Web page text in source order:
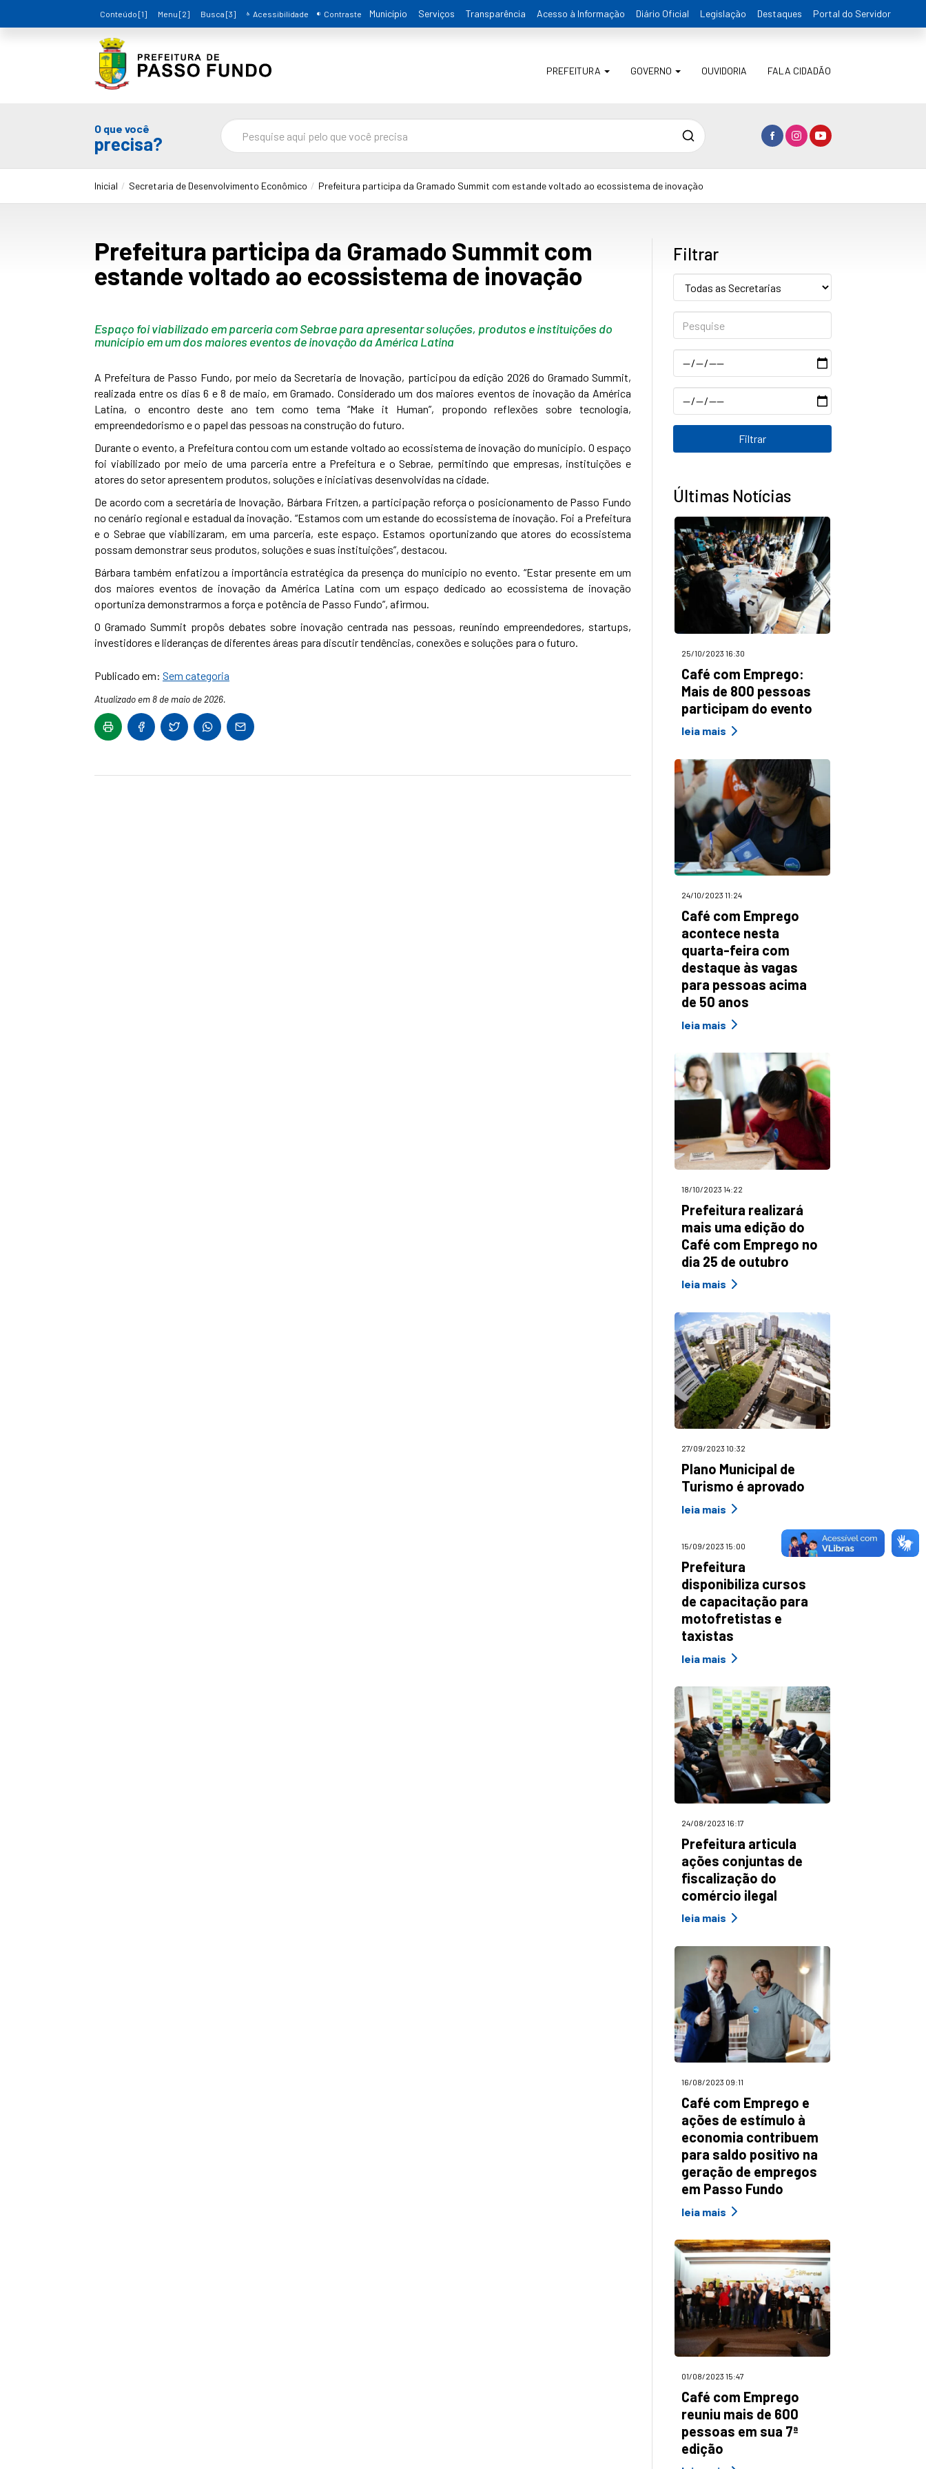
Conteúdo [1] Menu [2] Busca [3] Acessibilidade Contraste Município Serviços Transparência Acesso à Informação Diário Oficial Legislação Destaques Portal do Servidor
PREFEITURA GOVERNO OUVIDORIA FALA CIDADÃO
O que você
precisa? Pesquisa
Inicial Secretaria de Desenvolvimento Econômico Prefeitura participa da Gramado Summit com estande voltado ao ecossistema de inovação
Prefeitura participa da Gramado Summit com
estande voltado ao ecossistema de inovação
Espaço foi viabilizado em parceria com Sebrae para apresentar soluções, produtos e instituições do
município em um dos maiores eventos de inovação da América Latina
A Prefeitura de Passo Fundo, por meio da Secretaria de Inovação, participou da edição 2026 do Gramado Summit,
realizada entre os dias 6 e 8 de maio, em Gramado. Considerado um dos maiores eventos de inovação da América
Latina, o encontro deste ano tem como tema “Make it Human”, propondo reflexões sobre tecnologia,
empreendedorismo e o papel das pessoas na construção do futuro.
Durante o evento, a Prefeitura contou com um estande voltado ao ecossistema de inovação do município. O espaço
foi viabilizado por meio de uma parceria entre a Prefeitura e o Sebrae, permitindo que empresas, instituições e
atores do setor apresentem produtos, soluções e iniciativas desenvolvidas na cidade.
De acordo com a secretária de Inovação, Bárbara Fritzen, a participação reforça o posicionamento de Passo Fundo
no cenário regional e estadual da inovação. “Estamos com um estande do ecossistema de inovação. Foi a Prefeitura
e o Sebrae que viabilizaram, em uma parceria, este espaço. Estamos oportunizando que atores do ecossistema
possam demonstrar seus produtos, soluções e suas instituições”, destacou.
Bárbara também enfatizou a importância estratégica da presença do município no evento. “Estar presente em um
dos maiores eventos de inovação da América Latina com um espaço dedicado ao ecossistema de inovação
oportuniza demonstrarmos a força e potência de Passo Fundo”, afirmou.
O Gramado Summit propôs debates sobre inovação centrada nas pessoas, reunindo empreendedores, startups,
investidores e lideranças de diferentes áreas para discutir tendências, conexões e soluções para o futuro.
Publicado em: Sem categoria
Atualizado em 8 de maio de 2026.
Filtrar
Data
Data
Últimas Notícias
25/10/2023 16:30
Café com Emprego:
Mais de 800 pessoas
participam do evento
leia mais
24/10/2023 11:24
Café com Emprego
acontece nesta
quarta-feira com
destaque às vagas
para pessoas acima
de 50 anos
leia mais
18/10/2023 14:22
Prefeitura realizará
mais uma edição do
Café com Emprego no
dia 25 de outubro
leia mais
27/09/2023 10:32
Plano Municipal de
Turismo é aprovado
leia mais
15/09/2023 15:00
Prefeitura
disponibiliza cursos
de capacitação para
motofretistas e
taxistas
leia mais
24/08/2023 16:17
Prefeitura articula
ações conjuntas de
fiscalização do
comércio ilegal
leia mais
16/08/2023 09:11
Café com Emprego e
ações de estímulo à
economia contribuem
para saldo positivo na
geração de empregos
em Passo Fundo
leia mais
01/08/2023 15:47
Café com Emprego
reuniu mais de 600
pessoas em sua 7ª
edição